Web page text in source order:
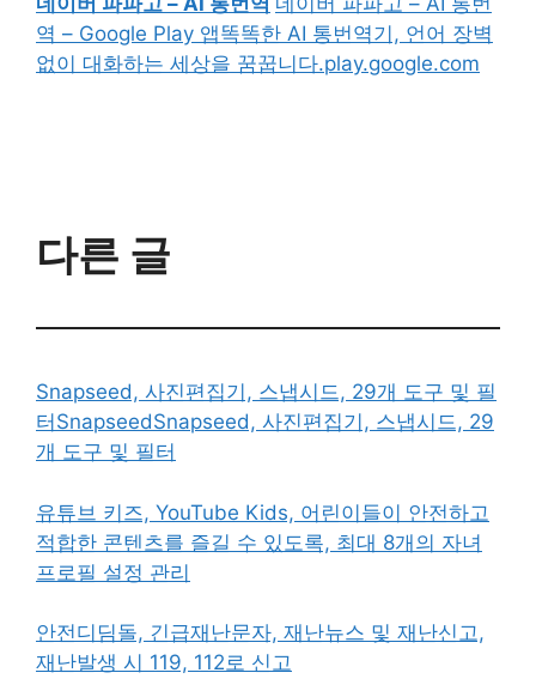
역 – Google Play 앱똑똑한 AI 통번역기, 언어 장벽
없이 대화하는 세상을 꿈꿉니다.play.google.com
다른 글
Snapseed, 사진편집기, 스냅시드, 29개 도구 및 필
터SnapseedSnapseed, 사진편집기, 스냅시드, 29
개 도구 및 필터
유튜브 키즈, YouTube Kids, 어린이들이 안전하고
적합한 콘텐츠를 즐길 수 있도록, 최대 8개의 자녀
프로필 설정 관리
안전디딤돌, 긴급재난문자, 재난뉴스 및 재난신고,
재난발생 시 119, 112로 신고